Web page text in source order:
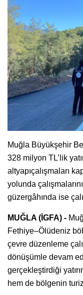
Muğla Büyükşehir
328 milyon TL’lik
altyapıçalışmaları
yolunda
güzergâhında ise
MUĞLA (İGFA) -
Fethiye–Ölüdeniz
çevre düzenleme
dönüşümle devam
gerçekleştirdiği
hem de bölgenin